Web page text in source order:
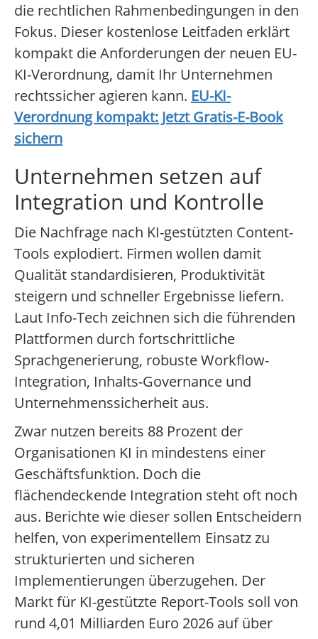
die rechtlichen Rahmenbedingungen in den
Fokus. Dieser kostenlose Leitfaden erklärt
kompakt die Anforderungen der neuen EU-
KI-Verordnung, damit Ihr Unternehmen
rechtssicher agieren kann. EU-KI-
Verordnung kompakt: Jetzt Gratis-E-Book
sichern
Unternehmen setzen auf
Integration und Kontrolle
Die Nachfrage nach KI-gestützten Content-
Tools explodiert. Firmen wollen damit
Qualität standardisieren, Produktivität
steigern und schneller Ergebnisse liefern.
Laut Info-Tech zeichnen sich die führenden
Plattformen durch fortschrittliche
Sprachgenerierung, robuste Workflow-
Integration, Inhalts-Governance und
Unternehmenssicherheit aus.
Zwar nutzen bereits 88 Prozent der
Organisationen KI in mindestens einer
Geschäftsfunktion. Doch die
flächendeckende Integration steht oft noch
aus. Berichte wie dieser sollen Entscheidern
helfen, von experimentellem Einsatz zu
strukturierten und sicheren
Implementierungen überzugehen. Der
Markt für KI-gestützte Report-Tools soll von
rund 4,01 Milliarden Euro 2026 auf über